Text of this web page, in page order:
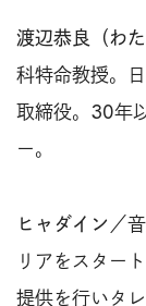
渡辺恭良（わ
科特命教授。
取締役。30年
ー。
ヒャダイン ／
リアをスター
提供を行いタ